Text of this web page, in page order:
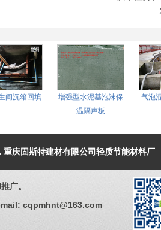
间沉箱回填
增强型水泥基泡沫保
温隔声板
气泡
庆固斯特建材有限公司轻质节能材料厂
广。
mail: cqpmhnt@163.com